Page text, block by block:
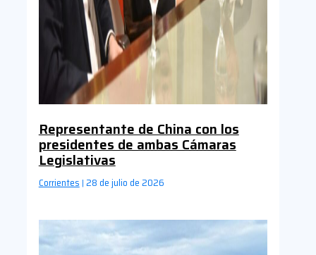
Representante de China con los
presidentes de ambas Cámaras
Legislativas
Corrientes | 28 de julio de 2026